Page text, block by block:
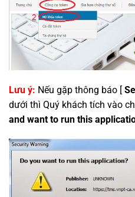
Lưu ý: Nếu gặp thông báo [
dưới thì Quý khách tích vào
and want to run this